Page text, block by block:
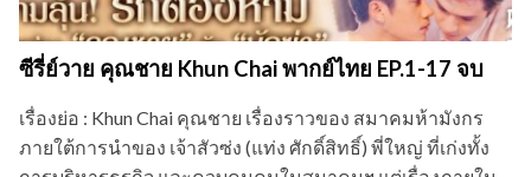
การบริหารธุรกิจ และควบคุมคนในสมาคมฯ แต่เรื่องภายใน
บ้านกลับวุ่นวาย เพราะเจ้าสัวซ่ง มีภรรยา 3 คน ลี่ (ป๊อก ปิย
ธิดา) เมียใหญ่ มีลูกชายคนโ...
2 0 3 3 ปีที่แล้ว 